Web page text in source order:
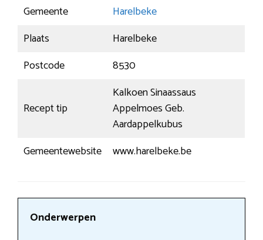
Gemeente
Harelbeke
Plaats
Harelbeke
Postcode
8530
Recept tip
Kalkoen Sinaassaus
Appelmoes Geb.
Aardappelkubus
Gemeentewebsite
www.harelbeke.be
Onderwerpen